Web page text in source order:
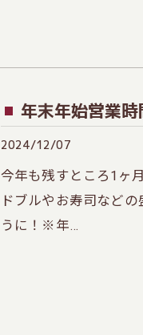
年末年始営業
2024/12/07
今年も残すところ1ヶ
ドブルやお寿司など
うに！※年…